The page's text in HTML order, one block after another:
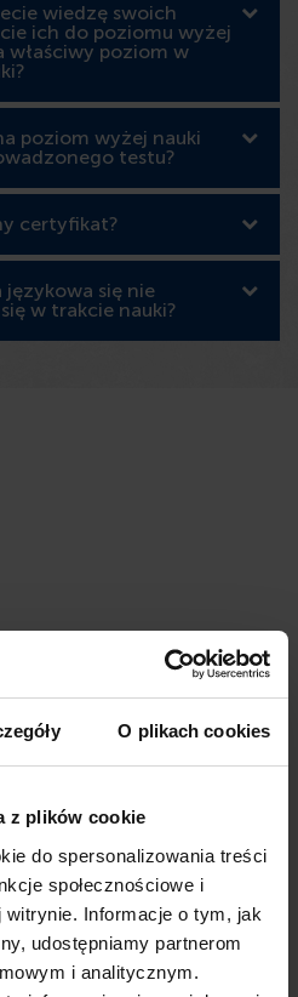
O plikach cookies
z plików cookie
do spersonalizowania treści
społecznościowe i
Informacje o tym, jak
udostępniamy partnerom
i analitycznym.
wiedzę swoich
ich do poziomu wyżej
właściwy poziom w
poziom wyżej nauki
testu?
certyfikat?
językowa się nie
w trakcie nauki?